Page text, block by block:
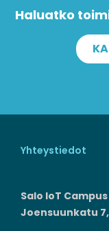
Haluatko
Yhteystiedot
Salo IoT Campus
Joensuunkatu 7,